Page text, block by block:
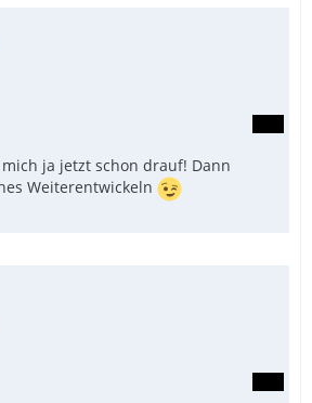
mich ja jetzt schon drauf! Dann
Weiterentwickeln